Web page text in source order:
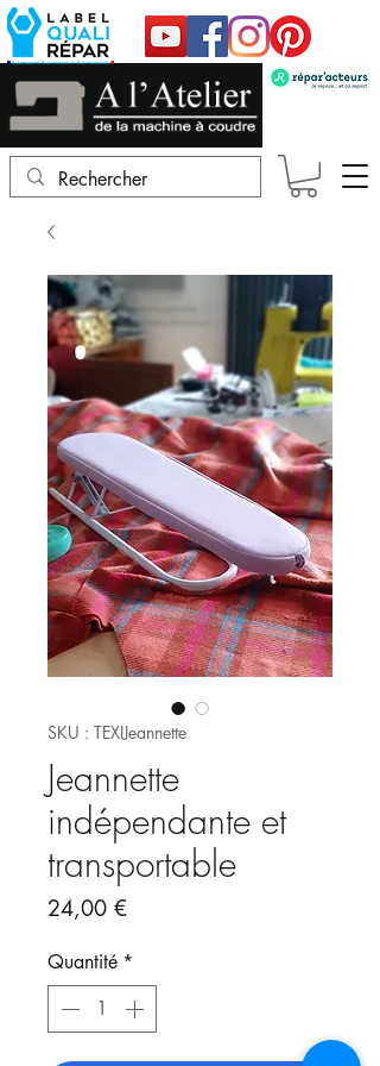
SKU : TEXIJeannette
Jeannette
indépendante et
transportable
24,00 €Prix
Quantité *